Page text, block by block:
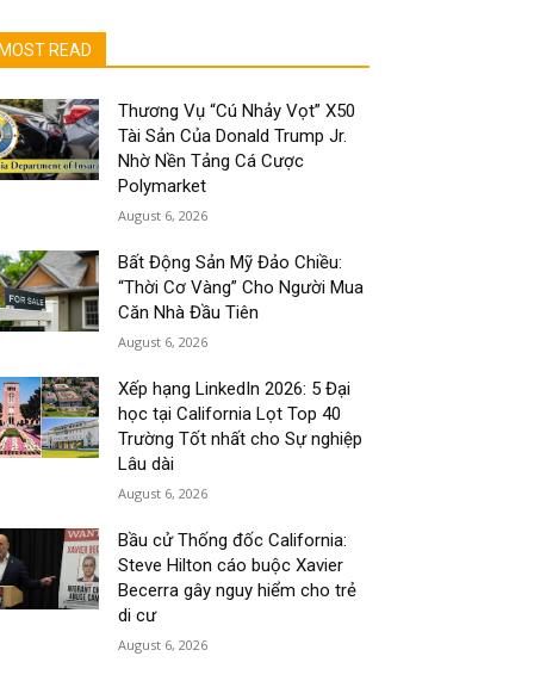
MOST READ
Thương Vụ “Cú Nhảy Vọt” X50
Tài Sản Của Donald Trump Jr.
Nhờ Nền Tảng Cá Cược
Polymarket
August 6, 2026
Bất Động Sản Mỹ Đảo Chiều:
“Thời Cơ Vàng” Cho Người Mua
Căn Nhà Đầu Tiên
August 6, 2026
Xếp hạng LinkedIn 2026: 5 Đại
học tại California Lọt Top 40
Trường Tốt nhất cho Sự nghiệp
Lâu dài
August 6, 2026
Bầu cử Thống đốc California:
Steve Hilton cáo buộc Xavier
Becerra gây nguy hiểm cho trẻ
di cư
August 6, 2026